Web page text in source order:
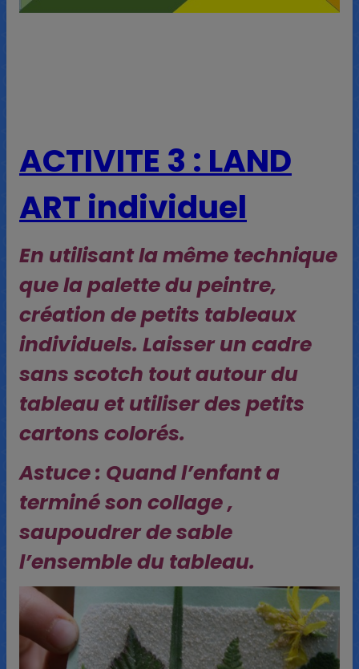
ACTIVITE 3 : LAND
ART individuel
En utilisant la même technique
que la palette du peintre,
création de petits tableaux
individuels. Laisser un cadre
sans scotch tout autour du
tableau et utiliser des petits
cartons colorés.
Astuce : Quand l’enfant a
terminé son collage ,
saupoudrer de sable
l’ensemble du tableau.